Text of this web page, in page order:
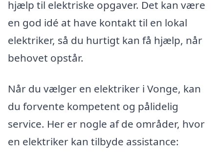
hjælp til elektriske opgaver. Det kan være
en god idé at have kontakt til en lokal
elektriker, så du hurtigt kan få hjælp, når
behovet opstår.
Når du vælger en elektriker i Vonge, kan
du forvente kompetent og pålidelig
service. Her er nogle af de områder, hvor
en elektriker kan tilbyde assistance: